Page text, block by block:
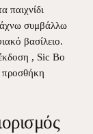
παιχνίδι
συμβάλλω
βασίλειο.
, Sic Bo
προσθήκη